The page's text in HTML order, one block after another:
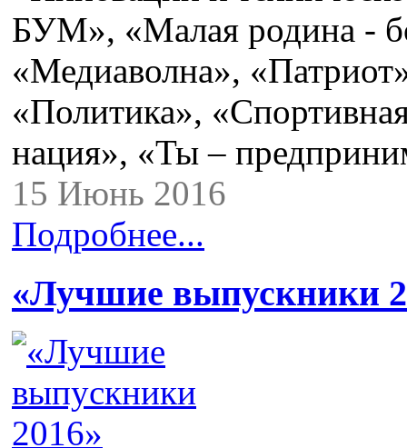
БУМ», «Малая родина -
«Медиаволна»,
«Политика»,
нация», «Ты –
15 Июнь 2016
Подробнее...
«Лучшие выпускники